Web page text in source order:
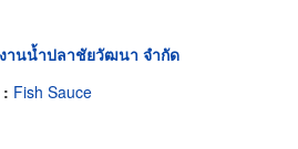
านน้ำปลาชัยวัฒนา จำกัด
Fish Sauce